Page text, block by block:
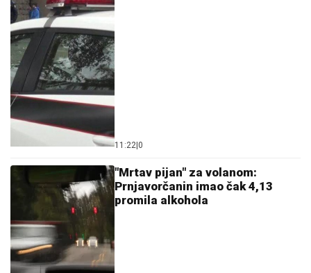
11:22 0
"Mrtav pijan" za volanom:
Prnjavorčanin imao čak 4,13
promila alkohola